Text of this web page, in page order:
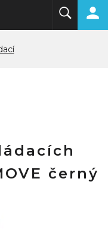
černý